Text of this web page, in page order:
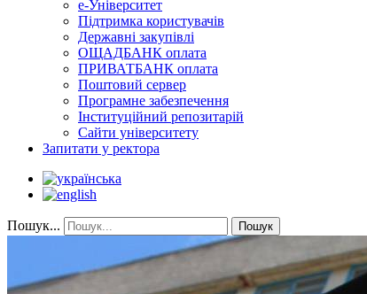
е-Університет
Підтримка користувачів
Державні закупівлі
ОЩАДБАНК оплата
ПРИВАТБАНК оплата
Поштовий сервер
Програмне забезпечення
Інституційний репозитарій
Сайти університету
Запитати у ректора
Пошук... Пошук